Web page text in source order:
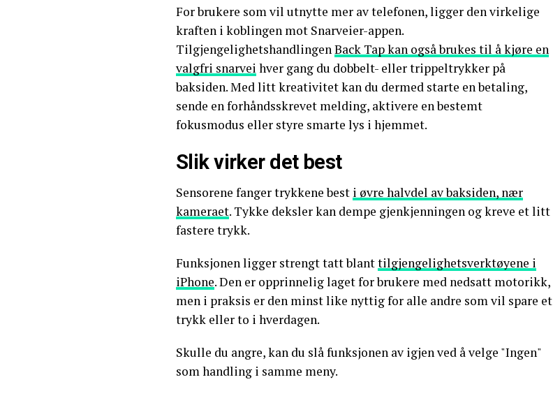
For brukere som vil utnytte mer av telefonen, ligger den virkelige
kraften i koblingen mot Snarveier-appen.
TilgjengelighetshandlingenBack Tap kan også brukes til å kjøre en
valgfri snarvei hver gang du dobbelt- eller trippeltrykker på
baksiden. Med litt kreativitet kan du dermed starte en betaling,
sende en forhåndsskrevet melding, aktivere en bestemt
fokusmodus eller styre smarte lys i hjemmet.
Slik virker det best
Sensorene fanger trykkene best i øvre halvdel av baksiden, nær
kameraet. Tykke deksler kan dempe gjenkjenningen og kreve et litt
fastere trykk.
Funksjonen ligger strengt tatt blanttilgjengelighetsverktøyene i
iPhone. Den er opprinnelig laget for brukere med nedsatt motorikk,
men i praksis er den minst like nyttig for alle andre som vil spare et
trykk eller to i hverdagen.
Skulle du angre, kan du slå funksjonen av igjen ved å velge "Ingen"
som handling i samme meny.